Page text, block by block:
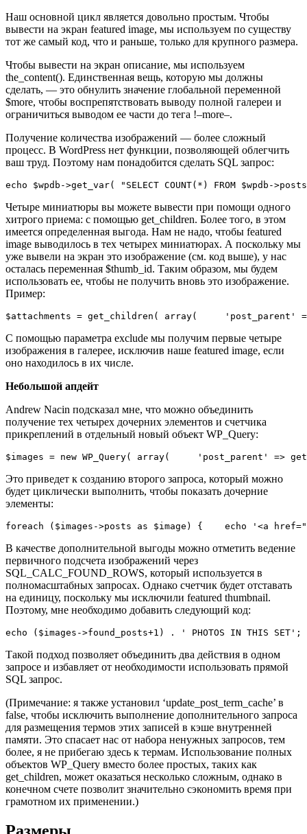
Наш основной цикл является довольно простым. Чтобы
вывести на экран featured image, мы используем по существу
тот же самый код, что и раньше, только для крупного размера.
Чтобы вывести на экран описание, мы используем
the_content(). Единственная вещь, которую мы должны
сделать, — это обнулить значение глобальной переменной
$more, чтобы воспрепятствовать выводу полной галереи и
ограничиться выводом ее части до тега !–more–.
Получение количества изображений — более сложный
процесс. В WordPress нет функции, позволяющей облегчить
ваш труд. Поэтому нам понадобится сделать SQL запрос:
echo $wpdb->get_var( "SELECT COUNT(*) FROM $wpdb-
Четыре миниатюры вы можете вывести при помощи одного
хитрого приема: с помощью get_children. Более того, в этом
имеется определенная выгода. Нам не надо, чтобы featured
image выводилось в тех четырех миниатюрах. А поскольку мы
уже вывели на экран это изображение (см. код выше), у нас
осталась переменная $thumb_id. Таким образом, мы будем
использовать ее, чтобы не получить вновь это изображение.
Пример:
С помощью параметра exclude мы получим первые четыре
изображения в галерее, исключив наше featured image, если
оно находилось в их числе.
Небольшой апдейт
Andrew Nacin подсказал мне, что можно объединить
получение тех четырех дочерних элементов и счетчика
прикреплений в отдельный новый объект WP_Query:
$images = new WP_Query( array(
Это приведет к созданию второго запроса, который можно
будет циклически выполнить, чтобы показать дочерние
элементы:
foreach ($images-
В качестве дополнительной выгоды можно отметить ведение
первичного подсчета изображений через
SQL_CALC_FOUND_ROWS, который используется в
полномасштабных запросах. Однако счетчик будет отставать
на единицу, поскольку мы исключили featured thumbnail.
Поэтому, мне необходимо добавить следующий код:
echo ($images->found_posts+1) . ' PHOTOS IN THIS SET';
Такой подход позволяет объединить два действия в одном
запросе и избавляет от необходимости использовать прямой
SQL запрос.
(Примечание: я также установил ‘update_post_term_cache’ в
false, чтобы исключить выполнение дополнительного запроса
для размещения термов этих записей в кэше внутренней
памяти. Это спасает нас от набора ненужных запросов, тем
более, я не прибегаю здесь к термам. Использование полных
объектов WP_Query вместо более простых, таких как
get_children, может оказаться несколько сложным, однако в
конечном счете позволит значительно сэкономить время при
грамотном их применении.)
Размеры